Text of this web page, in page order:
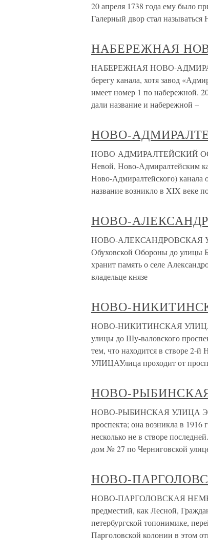
20 апреля 1738 года ему было
Галерный двор стал
НАБЕРЕЖНАЯ
НАБЕРЕЖНАЯ НОВО-
берегу канала, хотя завод
имеет номер 1 по набережной.
дали название и набережной –
НОВО-
НОВО-АДМИРАЛТЕЙСКИЙ
Невой, Ново-Адмиралтейским
Ново-Адмиралтейского) канала
название возникло в XIX веке
НОВО-
НОВО-АЛЕКСАНДРОВСКАЯ
Обуховской Обороны до улицы
хранит память о селе
владельце князе
НОВО-
НОВО-НИКИТИНСКАЯ УЛИЦА
улицы до Шу-валовского
тем, что находится в
УЛИЦАУлица проходит от
НОВО-
НОВО-РЫБИНСКАЯ УЛИЦА Эта
проспекта; она возникла в
несколько не в створе
дом № 27 по Черниговской
НОВО-
НОВО-ПАРГОЛОВСКАЯ
предместий, как Лесной,
петербургской топонимике,
Парголовской колонии в этом